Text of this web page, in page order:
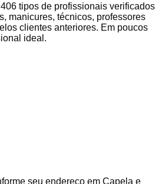
tipos de profissionais verificados
manicures, técnicos, professores
clientes anteriores. Em poucos
ideal.
seu endereço em Capela e